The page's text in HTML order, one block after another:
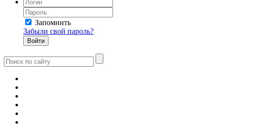
Запомнить
Забыли свой пароль?